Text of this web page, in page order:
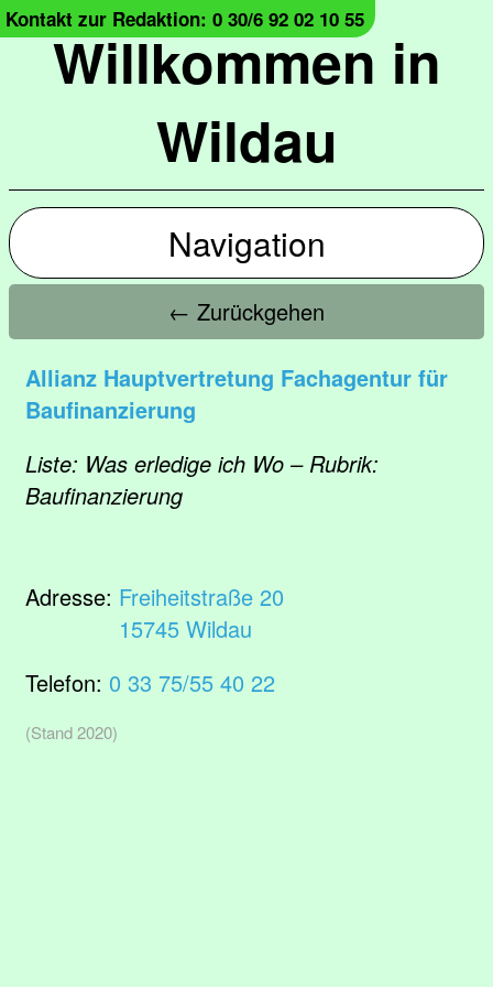
Willkommen in
Wildau
Kontakt zur Redaktion: 0 30/6 92 02 10 55
Navigation
← Zurückgehen
Allianz Hauptvertretung Fachagentur für
Baufinanzierung
Liste: Was erledige ich Wo – Rubrik:
Baufinanzierung
Adresse: Freiheitstraße 20
15745 Wildau
Telefon: 0 33 75/55 40 22
(Stand 2020)